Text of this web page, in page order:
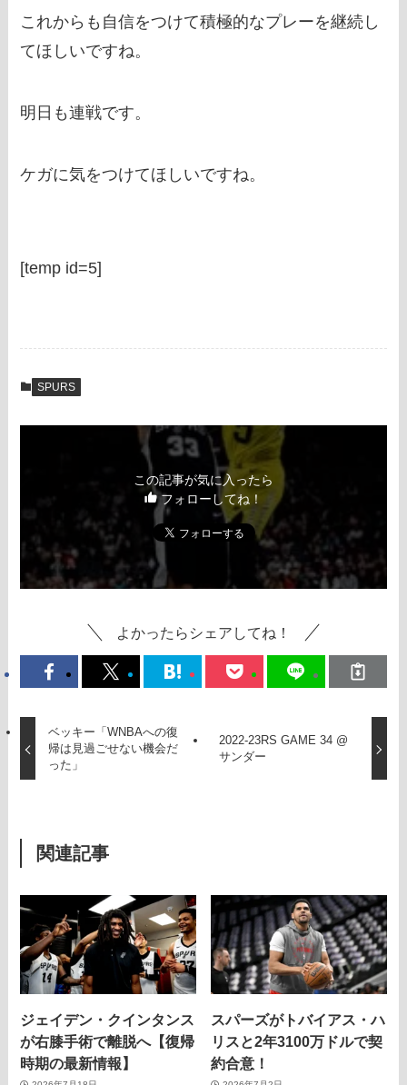
これからも自信をつけて積極的なプレーを継続し
てほしいですね。
明日も連戦です。
ケガに気をつけてほしいですね。
[temp id=5]
SPURS
この記事が気に入ったら
フォローしてね！
よかったらシェアしてね！
ベッキー「WNBAへの復
帰は見過ごせない機会だ
った」
2022-23RS GAME 34 @
サンダー
関連記事
ジェイデン・クインタンス
が右膝手術で離脱へ【復帰
時期の最新情報】
スパーズがトバイアス・ハ
リスと2年3100万ドルで契
約合意！